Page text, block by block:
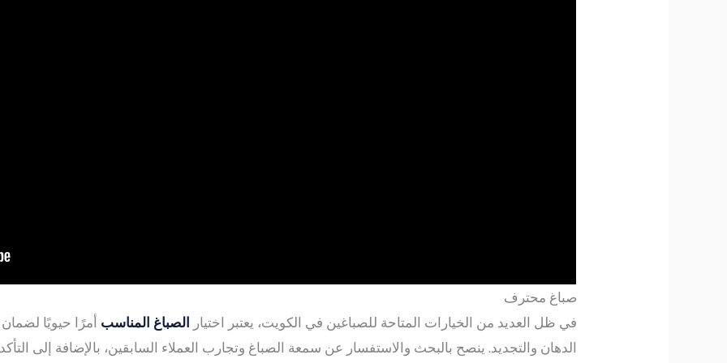
صباغ محترف
في ظل العديد من الخيارات المتاحة للصباغين في الكويت، يعتبر اختيار الصباغ المناسب أمرًا حيويًا
الدهان والتجديد. ينصح بالبحث والاستفسار عن سمعة الصباغ وتجارب العملاء السابقين، بالإضافة إلى